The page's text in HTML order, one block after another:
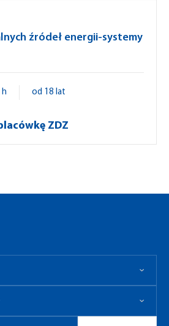
źródeł energii-systemy
h od 18 lat
ZDZ